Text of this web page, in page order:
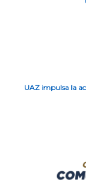
UAZ impulsa la